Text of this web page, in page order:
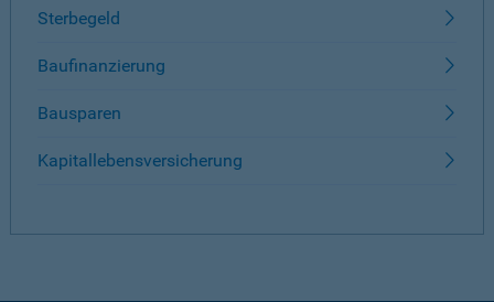
Sterbegeld
Baufinanzierung
Bausparen
Kapitallebensversicherung